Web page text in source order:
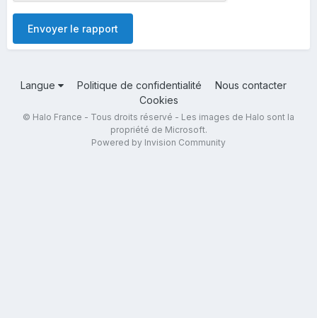
Envoyer le rapport
Langue Politique de confidentialité
Nous contacter
Cookies
© Halo France - Tous droits réservé - Les images de Halo sont la
propriété de Microsoft.
Powered by Invision Community